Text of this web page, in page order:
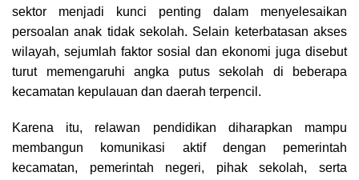
sektor menjadi kunci penting dalam menyelesaikan
persoalan anak tidak sekolah. Selain keterbatasan akses
wilayah, sejumlah faktor sosial dan ekonomi juga disebut
turut memengaruhi angka putus sekolah di beberapa
kecamatan kepulauan dan daerah terpencil.
Karena itu, relawan pendidikan diharapkan mampu
membangun komunikasi aktif dengan pemerintah
kecamatan, pemerintah negeri, pihak sekolah, serta